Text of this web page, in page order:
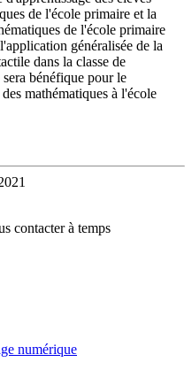
de l'école primaire et la
de l'école primaire
généralisée de la
dans la classe de
bénéfique pour le
mathématiques à l'école
contacter à temps
numérique